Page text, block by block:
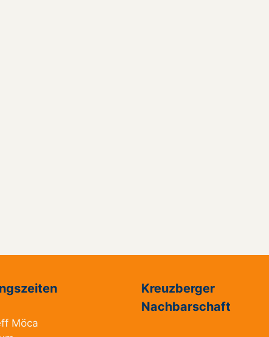
Möca
Kreuzberger
Nachbarschaft